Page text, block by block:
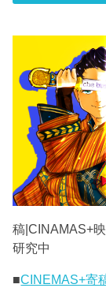
稿|CINAMAS+
研究中
■CINEMAS+寄